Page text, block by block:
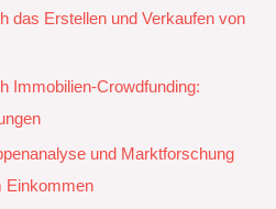
das Erstellen und Verkaufen von
Immobilien-Crowdfunding:
und Marktforschung
Einkommen